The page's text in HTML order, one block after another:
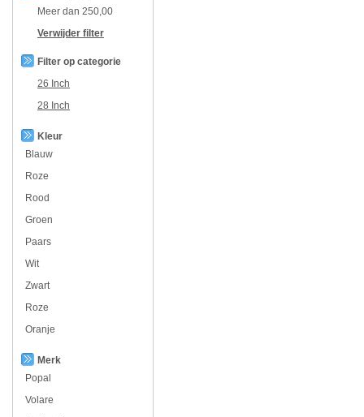
Meer dan 250,00
Verwijder filter
Filter op categorie
26 Inch
28 Inch
Kleur
Blauw
Roze
Rood
Groen
Paars
Wit
Zwart
Roze
Oranje
Merk
Popal
Volare